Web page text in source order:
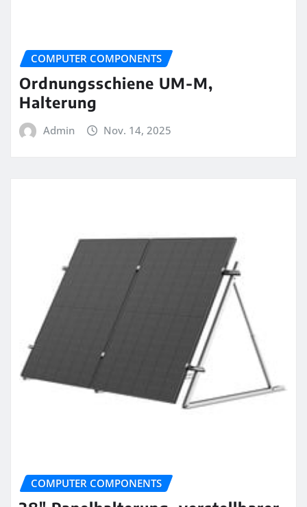
COMPUTER COMPONENTS
Ordnungsschiene UM-M,
Halterung
Admin Nov. 14, 2025
COMPUTER COMPONENTS